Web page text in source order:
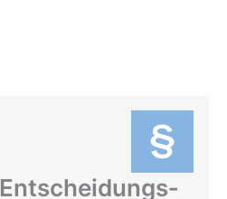
Ent­scheidungs­